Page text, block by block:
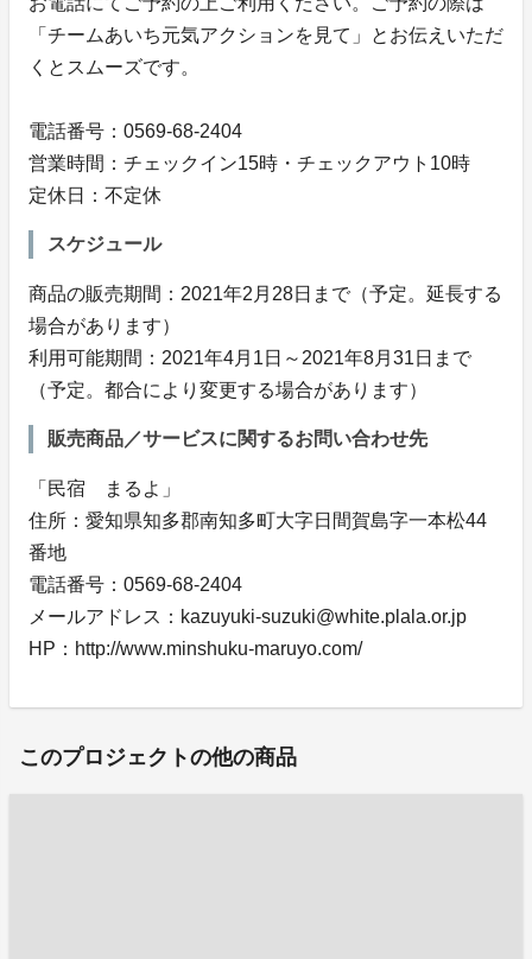
「チームあいち元気アクションを見て」とお伝えいただ
くとスムーズです。
電話番号：0569-68-2404
営業時間：チェックイン15時・チェックアウト10時
定休日：不定休
スケジュール
商品の販売期間：2021年2月28日まで（予定。延長する
場合があります）
利用可能期間：2021年4月1日～2021年8月31日まで
（予定。都合により変更する場合があります）
販売商品／サービスに関するお問い合わせ先
「民宿 まるよ」
住所：愛知県知多郡南知多町大字日間賀島字一本松44
番地
電話番号：0569-68-2404
メールアドレス：kazuyuki-suzuki@white.plala.or.jp
HP：http://www.minshuku-maruyo.com/
このプロジェクトの他の商品